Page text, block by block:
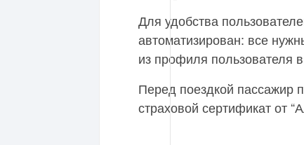
Для удобства
автоматизирован: все
из профиля пользователя
Перед поездкой пассажир
страховой сертификат от